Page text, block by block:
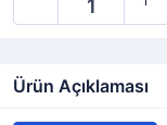
Ürün Açıklaması